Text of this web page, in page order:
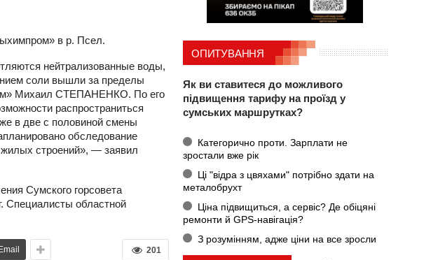
в р. Псел.
нейтрализованные воды,
соли вышли за пределы
Михаил СТЕПАНЕНКО. По его
распространиться
в две с половиной смены
обследование
жилых строений», — заявил
Сумского горсовета
Специалисты областной
201
ОПИТУВАННЯ
Як ви ставитеся до можливого
підвищення тарифу на проїзд у
сумських маршрутках?
Категорично проти. Зарплати не
зростали вже рік
Ці "відра з цвяхами" потрібно здати на
металобрухт
Ціна підвищиться, а сервіс? Де обіцяні
ремонти й GPS-навігація?
З розумінням, адже ціни на все зросли